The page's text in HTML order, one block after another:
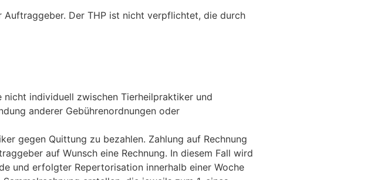
Auftraggeber. Der THP ist nicht verpflichtet, die durch
individuell zwischen Tierheilpraktiker und
anderer Gebührenordnungen oder
gegen Quittung zu bezahlen. Zahlung auf Rechnung
auf Wunsch eine Rechnung. In diesem Fall wird
und erfolgter Repertorisation innerhalb einer Woche